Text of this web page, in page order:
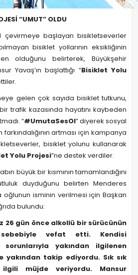
“UMUT” OLDU
çevirmeye başlayan bisikletseverler
bisiklet yollarının eksikliğinin
olduğunu belirterek, Büyükşehir
Yavaş’ın başlattığı “Bisiklet Yolu
gelen çok sayıda bisiklet tutkunu,
trafik kazasında hayatını kaybeden
“#UmutaSesOl” diyerek sosyal
artması için kampanya
bisiklet yolunu kullanarak
Yolu Projesi”ne destek verdiler.
büyük bir kısmının tamamlandığını
duyduğunu belirten Menderes
oğlunun isminin verilmesi için Başkan
bulundu:
26 gün önce alkollü bir sürücünün
sebebiyle vefat etti. Kendisi
sorunlarıyla yakından ilgilenen
takip ediyordu. Sık sık
müjde veriyordu. Mansur